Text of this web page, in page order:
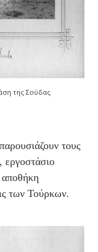
της Σούδας
τους
εργοστάσιο
των Τούρκων.